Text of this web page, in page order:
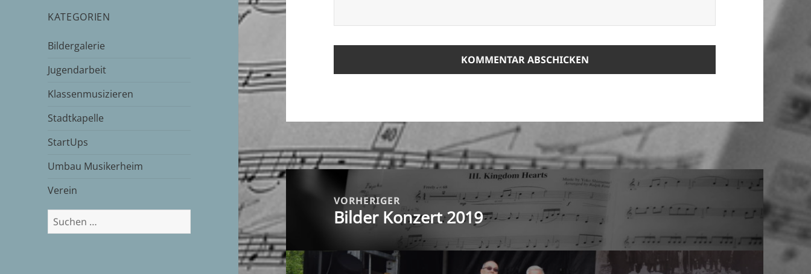
KATEGORIEN
Bildergalerie
Jugendarbeit
Klassenmusizieren
Stadtkapelle
StartUps
Umbau Musikerheim
Verein
Suchen
nach:
Beitragsnavigation
VORHERIGER
Vorheriger
Bilder Konzert 2019